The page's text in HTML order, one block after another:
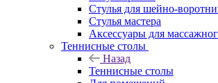
Стулья для шейно-
Стулья мастера
Аксессуары для
Теннисные столы
Назад
Теннисные столы